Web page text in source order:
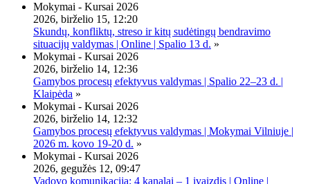
Mokymai - Kursai 2026
2026, birželio 15, 12:20
Skundų, konfliktų, streso ir kitų sudėtingų bendravimo
situacijų valdymas | Online | Spalio 13 d. »
Mokymai - Kursai 2026
2026, birželio 14, 12:36
Gamybos procesų efektyvus valdymas | Spalio 22–23 d. |
Klaipėda »
Mokymai - Kursai 2026
2026, birželio 14, 12:32
Gamybos procesų efektyvus valdymas | Mokymai Vilniuje |
2026 m. kovo 19-20 d. »
Mokymai - Kursai 2026
2026, gegužės 12, 09:47
Vadovo komunikacija: 4 kanalai – 1 įvaizdis | Online |